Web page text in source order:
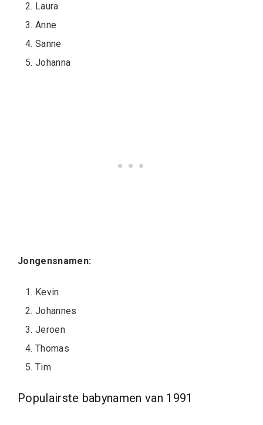
Laura
Anne
Sanne
Johanna
Jongensnamen:
Kevin
Johannes
Jeroen
Thomas
Tim
Populairste babynamen van 1991